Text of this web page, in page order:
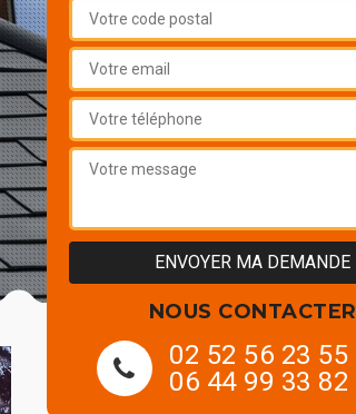
NOUS CONTACTER
02 52 56 23 55
06 44 99 33 82